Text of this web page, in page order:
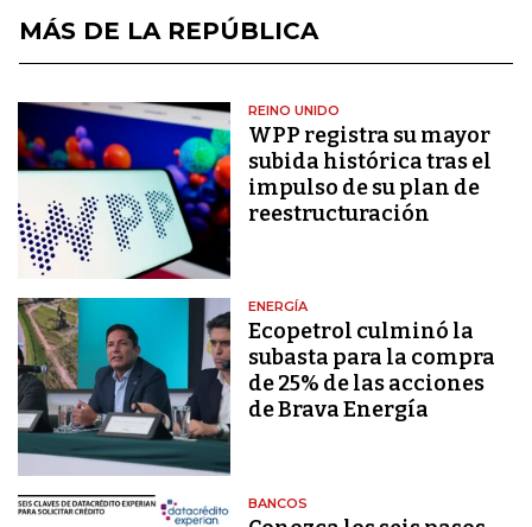
MÁS DE LA REPÚBLICA
REINO UNIDO
WPP registra su mayor
subida histórica tras el
impulso de su plan de
reestructuración
ENERGÍA
Ecopetrol culminó la
subasta para la compra
de 25% de las acciones
de Brava Energía
BANCOS